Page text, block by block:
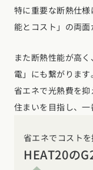
特に重要な断熱仕
能とコスト」の両面
また断熱性能が高
電」にも繋がります。
省エネで光熱費を
住まいを目指し、一
省エネでコスト
HEAT20の